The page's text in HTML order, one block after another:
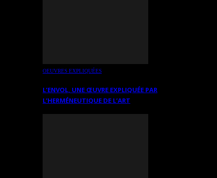
OEUVRES EXPLIQUÉES
L’ENVOL, UNE ŒUVRE EXPLIQUÉE PAR
L’HERMÉNEUTIQUE DE L’ART